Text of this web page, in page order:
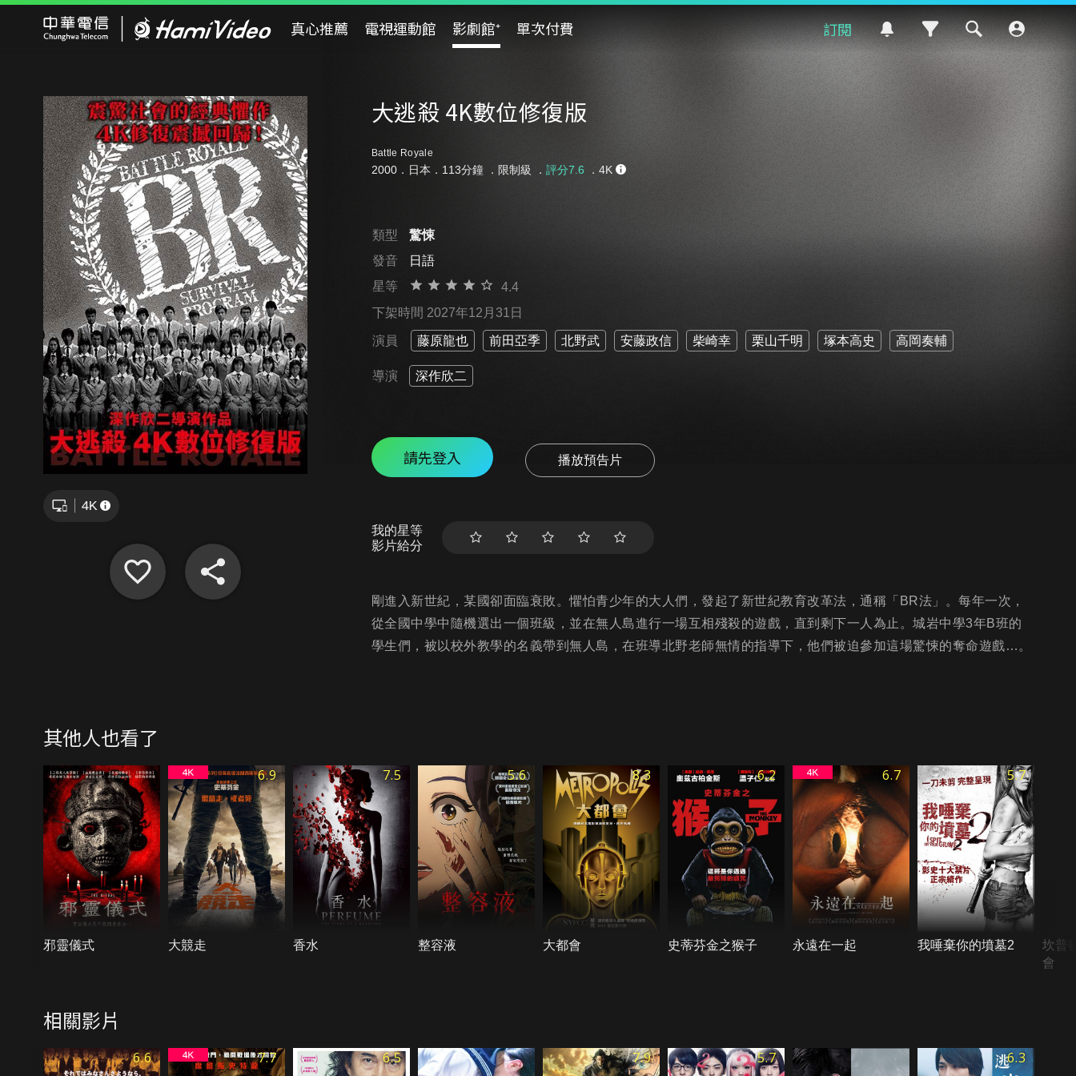
真心推薦 電視運動館 影劇館⁺ 單次付費 訂閱
大逃殺 4K數位修復版
Battle Royale
2000．日本．113分鐘 ． 限制級 ． 評分7.6 ．4K
類型
驚悚
發音
日語
星等
4.4
下架時間 2027年12月31日
演員 藤原龍也 前田亞季 北野武 安藤政信 柴崎幸 栗山千明 塚本高史 高岡奏輔
導演 深作欣二
請先登入 播放預告片
我的星等
影片給分
剛進入新世紀，某國卻面臨衰敗。懼怕青少年的大人們，發起了新世紀教育改革法，通稱「BR法」。每年一次，
從全國中學中隨機選出一個班級，並在無人島進行一場互相殘殺的遊戲，直到剩下一人為止。城岩中學3年B班的
學生們，被以校外教學的名義帶到無人島，在班導北野老師無情的指導下，他們被迫參加這場驚悚的奪命遊戲…。
其他人也看了
邪靈儀式
6.9
大競走
7.5
香水
5.6
整容液
8.3
大都會
6.2
史蒂芬金之猴子
6.7
永遠在一起
5.7
我唾棄你的墳墓2
坎普
會
相關影片
6.6 7.7 6.5 7.9 5.7 6.3